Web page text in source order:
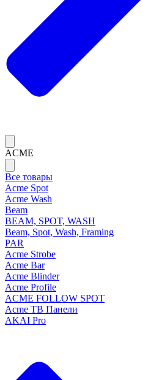
ACME
Все товары
Acme Spot
Acme Wash
Beam
BEAM, SPOT, WASH
Beam, Spot, Wash, Framing
PAR
Acme Strobe
Acme Bar
Acme Blinder
Acme Profile
ACME FOLLOW SPOT
Acme ТВ Панели
AKAI Pro